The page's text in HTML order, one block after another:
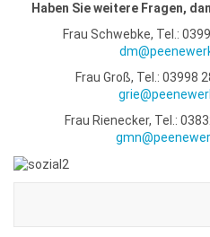
Haben Sie weitere Fragen,
Frau Schwebke, Tel.:
Frau Groß, Tel.: 03998
Frau Rienecker, Tel.: